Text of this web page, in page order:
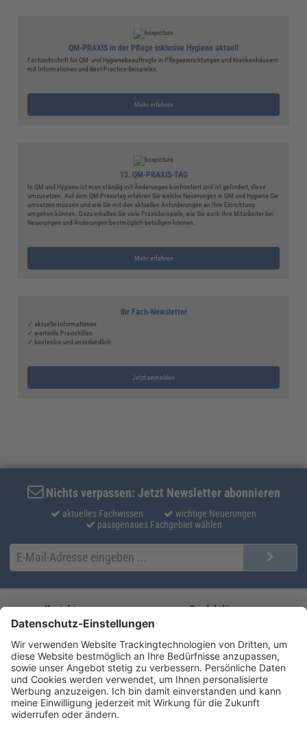
QM-PRAXIS in der Pflege inklusive Hygiene aktuell
Fachzeitschrift für QM- und Hygienebeauftragte in Pflegeeinrichtungen und Krankenhäusern
mit Informationen und Best-Practice-Beispielen.
Mehr erfahren
13. QM-PRAXIS-TAG
In QM und Hygiene ist man ständig mit Änderungen konfrontiert und ist gefordert, diese
umzusetzen. Auf dem QM-Praxistag erfahren Sie welche Neuerungen in QM und Hygiene Sie
umsetzen müssen und wie Sie mit den aktuellen Anforderungen an Ihre Einrichtung
umgehen können. Dazu erhalten Sie viele Praxisbeispiele, wie Sie auch Ihre Mitarbeiter bei
Neuerungen und Änderungen bestmöglich beteiligen können.
Mehr erfahren
Ihr Fach-Newsletter
✓ aktuelle Informationen
✓ wertvolle Praxishilfen
✓ kostenlos und unverbindlich
Jetzt anmelden
Nichts verpassen: Jetzt Newsletter abonnieren
aktuelles Fachwissen
wichtige Neuerungen
passgenaues Fachgebiet wählen
Kontakt
Sie erreichen uns unter:
(08233) 38 11 23
service@forum-verlag.com
Mo-Do 07:30 - 17:00 Uhr
Fr 07:30 - 15:00 Uhr
Produktlösungen
AKADEMIE HERKERT
Unsere Marken